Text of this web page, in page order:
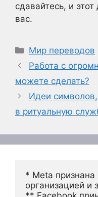
сдавайтесь, и
вас.
Рубрики
Мир переводов
Работа с
можете сделать?
Идеи
в ритуальную
* Meta признана
организацией и